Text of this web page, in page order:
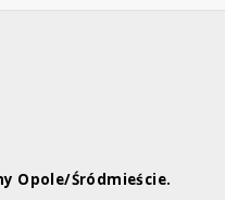
Opole/Śródmieście.